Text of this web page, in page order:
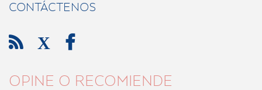
CONTÁCTENOS
 X 
OPINE O RECOMIENDE